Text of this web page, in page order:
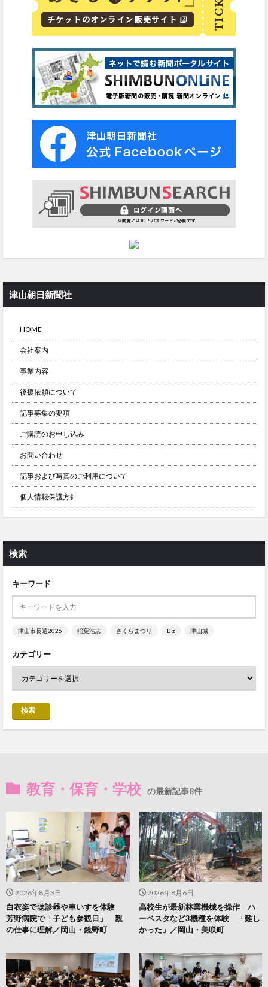
津山朝日新聞社
HOME
会社案内
事業内容
後援依頼について
記事募集の要項
ご購読のお申し込み
お問い合わせ
記事および写真のご利用について
個人情報保護方針
検索
キーワード
津山市長選2026 稲葉浩志 さくらまつり B’z 津山城
カテゴリー
検索
教育・保育・学校 の最新記事8件
2026年8月6日
高校生が最新林業機械を操作 ハ
ーベスタなど3機種を体験 「難し
かった」／岡山・美咲町
2026年8月3日
白衣姿で聴診器や車いすを体験
芳野病院で「子ども参観日」 親
の仕事に理解／岡山・鏡野町